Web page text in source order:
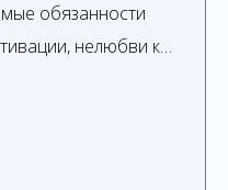
обязанности
нелюбви к…